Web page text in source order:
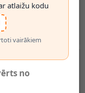
atlaižu kodu
vairākiem
no